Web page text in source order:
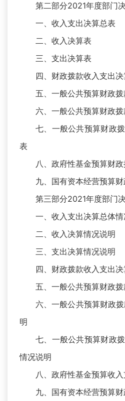
第二部分2021年度部门
一、收入支出决算总表
二、收入决算表
三、支出决算表
四、财政拨款收入支出
五、一般公共预算财政
六、一般公共预算财政
七、一般公共预算财政
表
八、政府性基金预算财
九、国有资本经营预算
第三部分2021年度部门
一、收入支出决算总体
二、收入决算情况说明
三、支出决算情况说明
四、财政拨款收入支出
五、一般公共预算财政
六、一般公共预算财政
明
七、一般公共预算财政
情况说明
八、政府性基金预算收
九、国有资本经营预算